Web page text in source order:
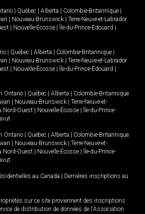
Québec Alberta Colombie-Britannique
Nouveau-Brunswick
Terre-Neuve-et-Labrador
Nouvelle-Écosse Île-du-Prince-Édouard
Québec Alberta Colombie-Britannique
Nouveau-Brunswick
Terre-Neuve-et-Labrador
Nouvelle-Écosse Île-du-Prince-Édouard
Ontario Québec Alberta
Colombie-Britannique
Nouveau-Brunswick
Terre-Neuve-et-
Nord-Ouest Nouvelle-Écosse
Île-du-Prince-
Ontario Québec Alberta
Colombie-Britannique
Nouveau-Brunswick
Terre-Neuve-et-
Nord-Ouest Nouvelle-Écosse
Île-du-Prince-
au Canada
Dernières inscriptions au
sur ce site proviennent des inscriptions
de distribution de données de l'Association